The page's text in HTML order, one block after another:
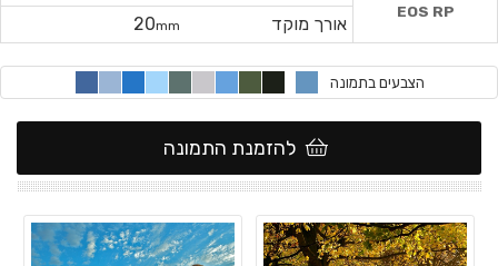
אורך מוקד
20mm
EOS RP
הצבעים בתמונה
להזמנת התמונה